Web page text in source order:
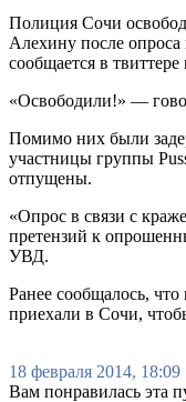
Полиция Сочи
Алехину после
сообщается в
«Освободили!» —
Помимо них были
участницы группы
отпущены.
«Опрос в связи с
претензий к
УВД.
Ранее сообщалось,
приехали в Сочи,
18 февраля 2014, 18:09
Вам понравилась эта